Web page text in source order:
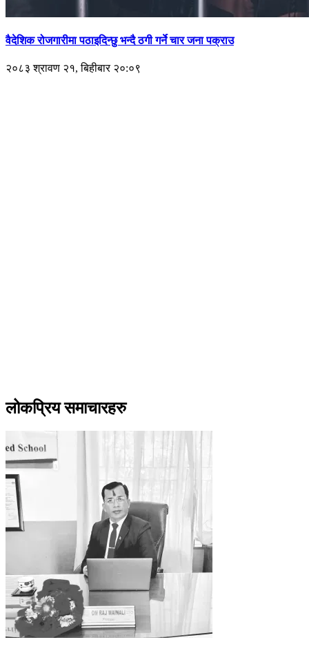
वैदेशिक रोजगारीमा पठाइदिन्छु भन्दै ठगी गर्ने चार जना पक्राउ
२०८३ श्रावण २१, बिहीबार २०:०९
लोकप्रिय समाचारहरु